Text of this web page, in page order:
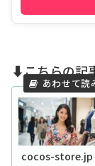
⬇️こちらの記
cocos-store.jp